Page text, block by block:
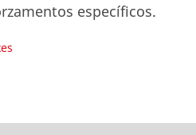
específicos.